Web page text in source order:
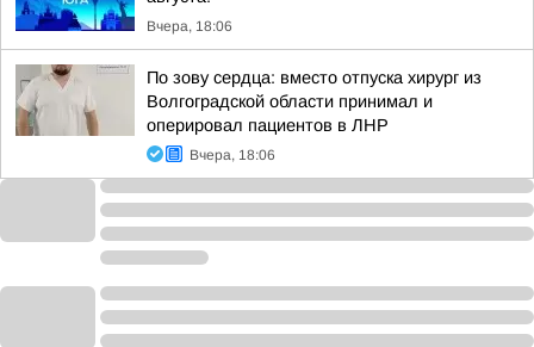
Вчера, 18:06
По зову сердца: вместо отпуска хирург из
Волгоградской области принимал и
оперировал пациентов в ЛНР
Вчера, 18:06